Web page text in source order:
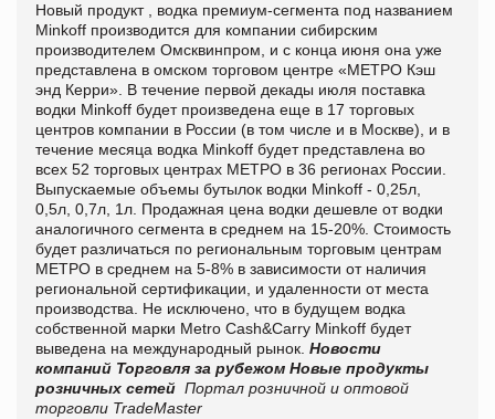
Новый продукт , водка премиум-сегмента под названием
Minkoff производится для компании сибирским
производителем Омсквинпром, и с конца июня она уже
представлена в омском торговом центре «МЕТРО Кэш
энд Керри». В течение первой декады июля поставка
водки Minkoff будет произведена еще в 17 торговых
центров компании в России (в том числе и в Москве), и в
течение месяца водка Minkoff будет представлена во
всех 52 торговых центрах МЕТРО в 36 регионах России.
Выпускаемые объемы бутылок водки Minkoff - 0,25л,
0,5л, 0,7л, 1л. Продажная цена водки дешевле от водки
аналогичного сегмента в среднем на 15-20%. Стоимость
будет различаться по региональным торговым центрам
МЕТРО в среднем на 5-8% в зависимости от наличия
региональной сертификации, и удаленности от места
производства. Не исключено, что в будущем водка
собственной марки Metro Cash&Carry Minkoff будет
выведена на международный рынок. Новости
компаний Торговля за рубежом Новые продукты
розничных сетей Портал розничной и оптовой
торговли TradeMaster